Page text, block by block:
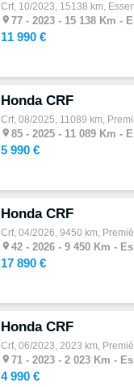
 77 - 2023 - 15 138 Km -
11 990 €
Honda CRF
 85 - 2025 - 11 089 Km -
5 990 €
Honda CRF
 42 - 2026 - 9 450 Km -
17 890 €
Honda CRF
 71 - 2023 - 2 023 Km -
4 990 €